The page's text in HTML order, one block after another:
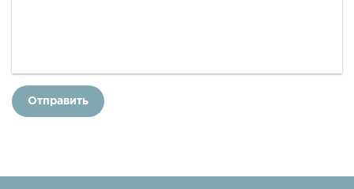
Отправить